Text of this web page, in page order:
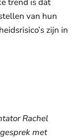
van hun
zijn in
Rachel
met